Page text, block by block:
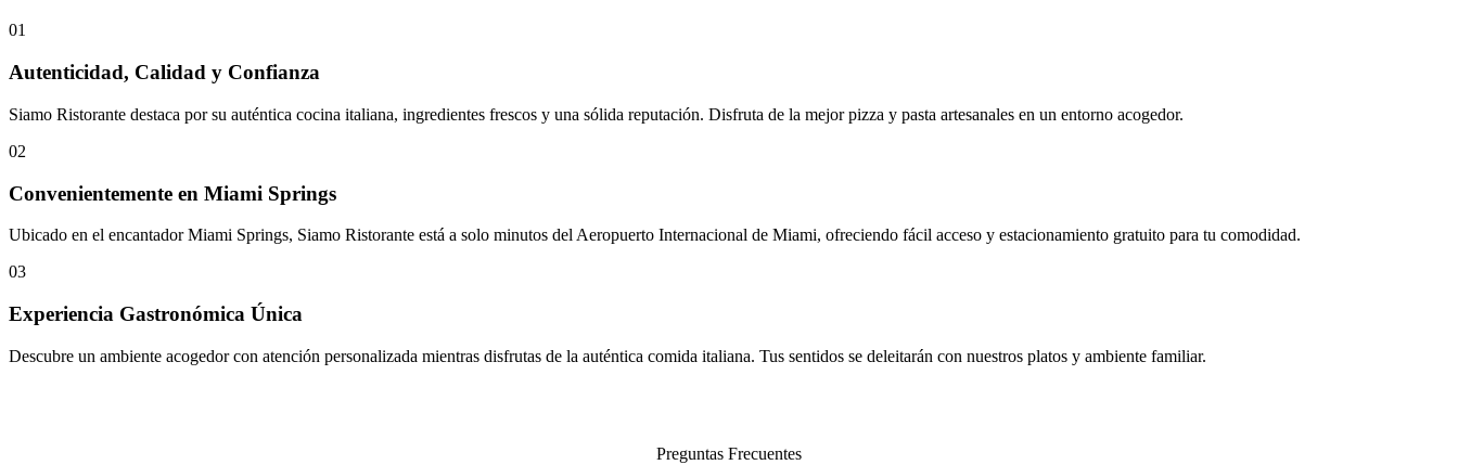
01
Autenticidad, Calidad y Confianza
Siamo Ristorante destaca por su auténtica cocina italiana, ingredientes frescos y una sólida reputación. Disfruta de la mejor pizza y pasta artesanales en un entorno acogedor.
02
Convenientemente en Miami Springs
Ubicado en el encantador Miami Springs, Siamo Ristorante está a solo minutos del Aeropuerto Internacional de Miami, ofreciendo fácil acceso y estacionamiento gratuito para tu comodidad.
03
Experiencia Gastronómica Única
Descubre un ambiente acogedor con atención personalizada mientras disfrutas de la auténtica comida italiana. Tus sentidos se deleitarán con nuestros platos y ambiente familiar.
Preguntas Frecuentes